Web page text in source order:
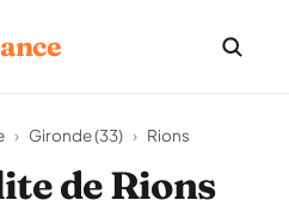
› Gironde (33) › Rions
de Rions